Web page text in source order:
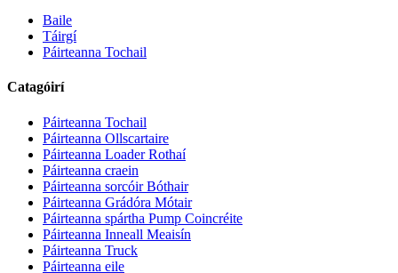
Baile
Táirgí
Páirteanna Tochail
Catagóirí
Páirteanna Tochail
Páirteanna Ollscartaire
Páirteanna Loader Rothaí
Páirteanna craein
Páirteanna sorcóir Bóthair
Páirteanna Grádóra Mótair
Páirteanna spártha Pump Coincréite
Páirteanna Inneall Meaisín
Páirteanna Truck
Páirteanna eile